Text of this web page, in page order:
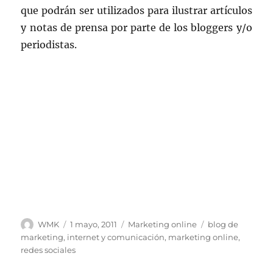
que podrán ser utilizados para ilustrar artículos
y notas de prensa por parte de los bloggers y/o
periodistas.
Autor
WMK
Publicado
el
1 mayo, 2011 Categorías
Marketing online Etiquetas
blog de
marketing, internet y comunicación, marketing online,
redes sociales